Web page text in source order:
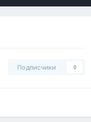
Подписчики 0